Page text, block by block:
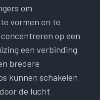
om
vormen en te
op een
een verbinding
bredere
kunnen schakelen
de lucht